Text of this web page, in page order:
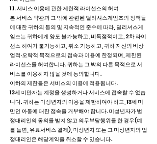
1.1. 서비스 이용에 관한 제한적 라이선스의 허여
본 서비스 약관과 그 밖에 관련된 딜리셔스게임즈의 정책들
에 대한 귀하의 동의 및 지속적인 준수에 따라, 딜리셔스게
임즈는 귀하에게 양도 불가능하고, 비독점적이고, 2차 라이
선스 허여가 불가능하고, 취소 가능하고, 귀하 자신의 비상
업적∙오락적 목적으로의 접속과 이용에 한정되며, 제한된
라이선스를 허여합니다. 귀하는 그 밖의 다른 목적으로 서
비스를 이용하지 않을 것에 동의합니다.
이하의 제한들은 서비스의 이용에 적용됩니다.
13세 미만자는 계정을 생성하거나 서비스에 접속할 수 없습
니다. 귀하는 미성년자의 이용을 제한하여야 하고, 13세 미
만인 아동에 대한 접속을 거부해야 합니다. 미성년자가 법
정대리인의 동의를 받지 않고 의무부담행위를 한 경우(예
를 들면, 유료서비스 결제), 미성년자 또는 그 미성년자의 법
정대리인은 해당계약을 취소할 수 있습니다.